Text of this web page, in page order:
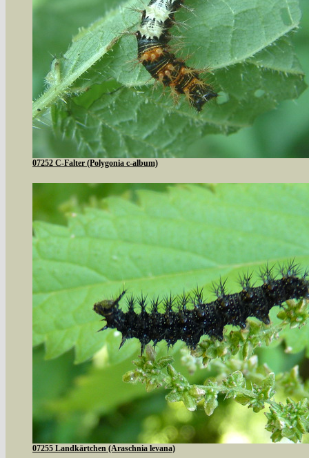
07252 C-Falter (Polygonia c-album)
07255 Landkärtchen (Araschnia levana)